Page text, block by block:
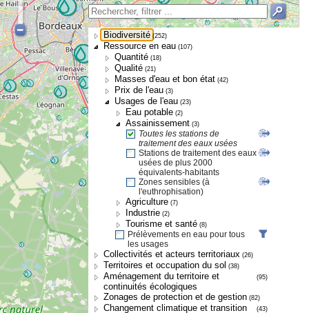
Biodiversité (252)
Ressource en eau (107)
Quantité (18)
Qualité (21)
Masses d'eau et bon état (42)
Prix de l'eau (3)
Usages de l'eau (23)
Eau potable (2)
Assainissement (3)
Toutes les stations de
traitement des eaux usées
Stations de traitement des eaux
usées de plus 2000
équivalents-habitants
Zones sensibles (à
l'euthrophisation)
Agriculture (7)
Industrie (2)
Tourisme et santé (8)
Prélèvements en eau pour tous
les usages
Collectivités et acteurs territoriaux (26)
Territoires et occupation du sol (38)
Aménagement du territoire et
continuités écologiques
(95)
Zonages de protection et de gestion (82)
Changement climatique et transition (43)